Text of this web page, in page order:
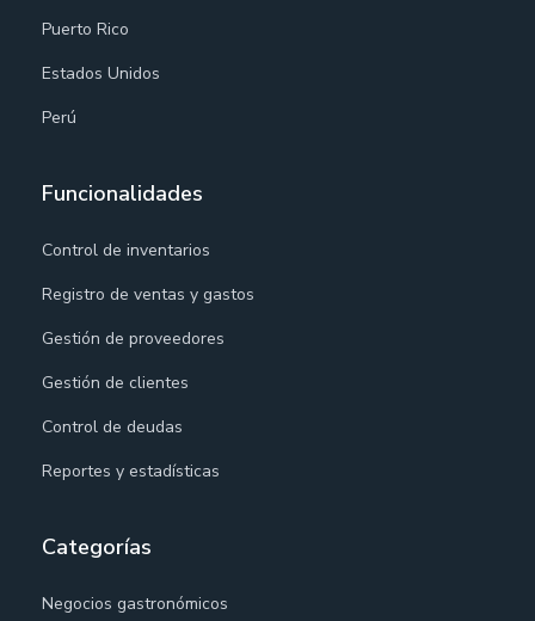
Puerto Rico
Estados Unidos
Perú
Funcionalidades
Control de inventarios
Registro de ventas y gastos
Gestión de proveedores
Gestión de clientes
Control de deudas
Reportes y estadísticas
Categorías
Negocios gastronómicos